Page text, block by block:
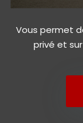
Vous permet
privé et